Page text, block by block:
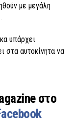
με μεγάλη
υπάρχει
στα αυτοκίνητα να
στο